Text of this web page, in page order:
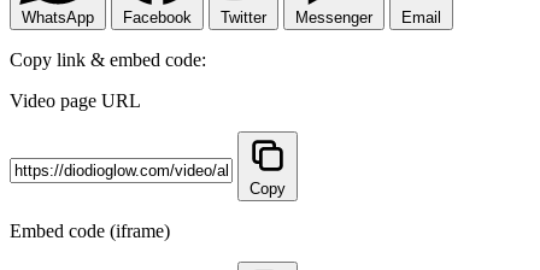
WhatsApp Facebook Twitter Messenger Email
Copy link & embed code:
Video page URL
Copy
Embed code (iframe)